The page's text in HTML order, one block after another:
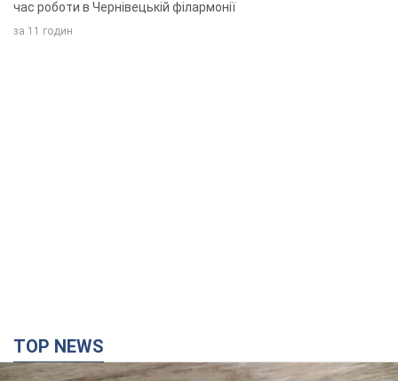
час роботи в Чернівецькій філармонії
за 11 годин
TOP NEWS